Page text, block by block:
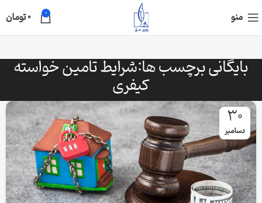
منو 0
0تومان
بایگانی برچسب ها:شرایط تأمین خواسته
کیفری
30
دسامبر